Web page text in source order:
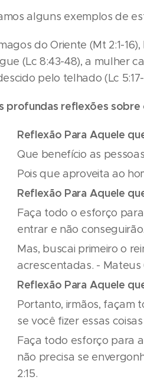
alguns exemplos de
do Oriente (Mt 2:1-
(Lc 8:43-48), a mulher
pelo telhado (Lc
profundas reflexões
Reflexão Para Aquele
Que benefício as
Pois que aproveita ao
Reflexão Para Aquele
Faça todo o esforço
entrar e não
Mas, buscai primeiro o
acrescentadas. - Mateus
Reflexão Para Aquele
Portanto, irmãos, façam
se você fizer essas
Faça todo esforço para
não precisa se
2:15.